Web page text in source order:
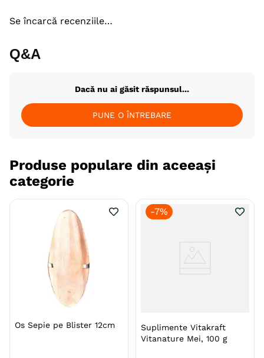
Se încarcă recenziile…
Q&A
Dacă nu ai găsit răspunsul...
PUNE O ÎNTREBARE
Produse populare din aceeași
categorie
Os Sepie pe Blister 12cm
-7%
Suplimente Vitakraft
Vitanature Mei, 100 g